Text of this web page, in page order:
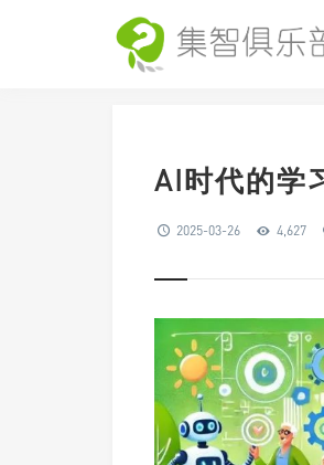
AI时代的学
2025-03-26 4,627